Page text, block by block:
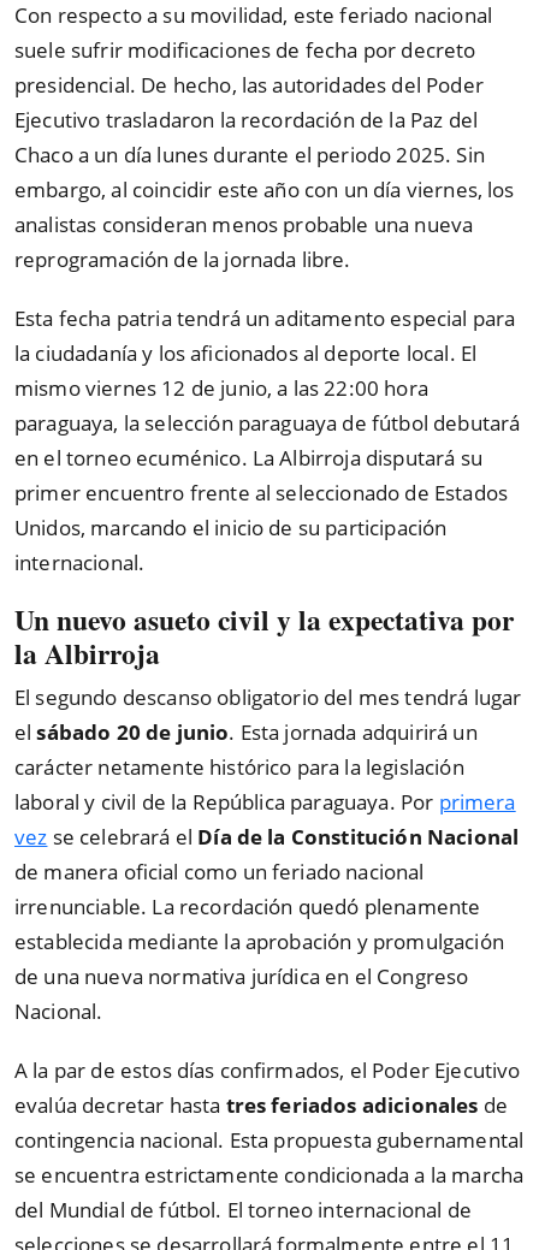
Con respecto a su movilidad, este feriado nacional
suele sufrir modificaciones de fecha por decreto
presidencial. De hecho, las autoridades del Poder
Ejecutivo trasladaron la recordación de la Paz del
Chaco a un día lunes durante el periodo 2025. Sin
embargo, al coincidir este año con un día viernes, los
analistas consideran menos probable una nueva
reprogramación de la jornada libre.
Esta fecha patria tendrá un aditamento especial para
la ciudadanía y los aficionados al deporte local. El
mismo viernes 12 de junio, a las 22:00 hora
paraguaya, la selección paraguaya de fútbol debutará
en el torneo ecuménico. La Albirroja disputará su
primer encuentro frente al seleccionado de Estados
Unidos, marcando el inicio de su participación
internacional.
Un nuevo asueto civil y la expectativa por
la Albirroja
El segundo descanso obligatorio del mes tendrá lugar
elsábado 20 de junio. Esta jornada adquirirá un
carácter netamente histórico para la legislación
laboral y civil de la República paraguaya. Por primera
vez se celebrará el Día de la Constitución Nacional
de manera oficial como un feriado nacional
irrenunciable. La recordación quedó plenamente
establecida mediante la aprobación y promulgación
de una nueva normativa jurídica en el Congreso
Nacional.
A la par de estos días confirmados, el Poder Ejecutivo
evalúa decretar hasta tres feriados adicionales de
contingencia nacional. Esta propuesta gubernamental
se encuentra estrictamente condicionada a la marcha
del Mundial de fútbol. El torneo internacional de